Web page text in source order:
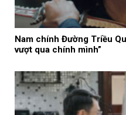
Nam chính Đường Triều
vượt qua chính mình”